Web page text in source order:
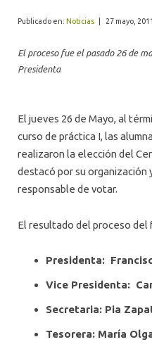
Publicado en: Noticias 27 mayo, 2011
El proceso fue el pasado 26 de
Presidenta
El jueves 26 de Mayo, al
curso de práctica I, las
realizaron la elección del
destacó por su organización
responsable de votar.
El resultado del proceso del
Presidenta:
Vice Presidenta:
Secretaria: Pia
Tesorera: María